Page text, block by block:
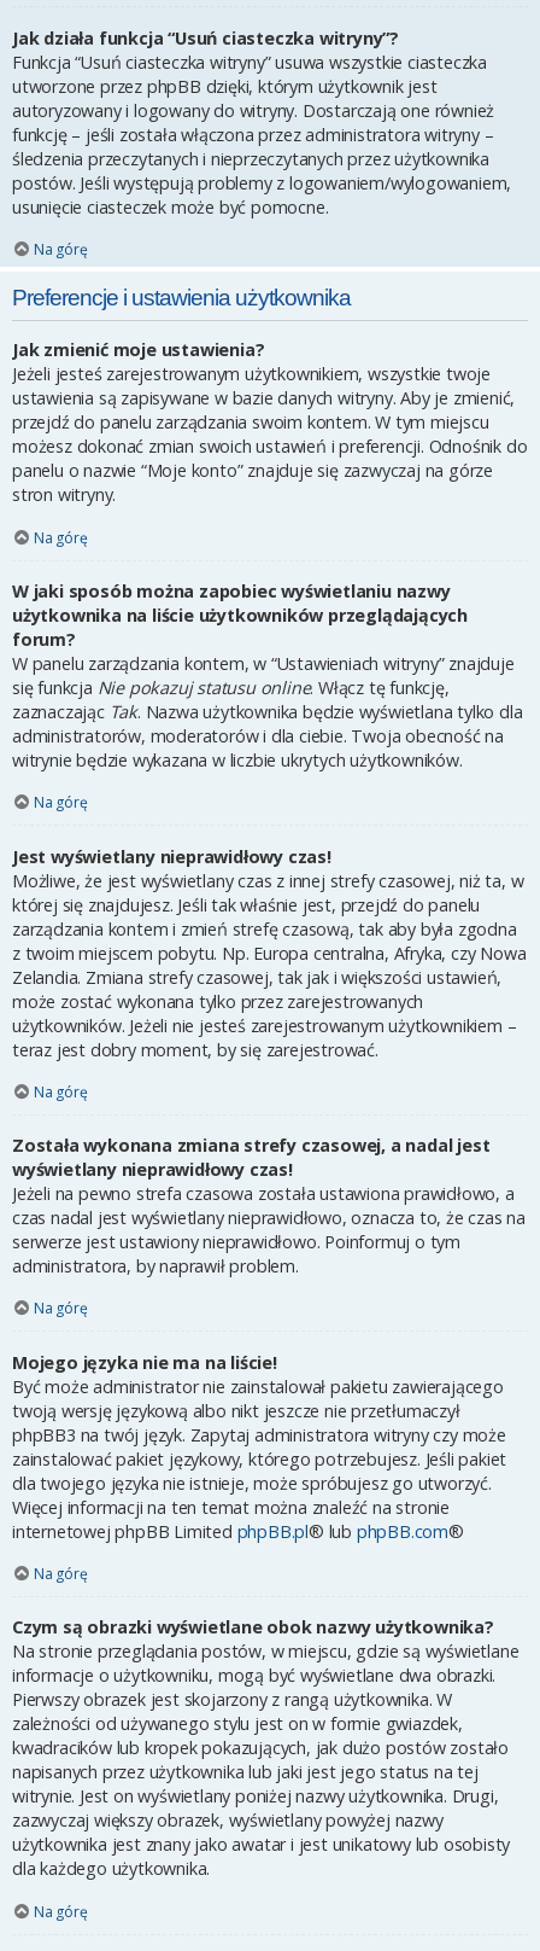
Jak działa funkcja “Usuń ciasteczka witryny”?
Funkcja “Usuń ciasteczka witryny” usuwa wszystkie ciasteczka
utworzone przez phpBB dzięki, którym użytkownik jest
autoryzowany i logowany do witryny. Dostarczają one również
funkcję – jeśli została włączona przez administratora witryny –
śledzenia przeczytanych i nieprzeczytanych przez użytkownika
postów. Jeśli występują problemy z logowaniem/wylogowaniem,
usunięcie ciasteczek może być pomocne.
Na górę
Preferencje i ustawienia użytkownika
Jak zmienić moje ustawienia?
Jeżeli jesteś zarejestrowanym użytkownikiem, wszystkie twoje
ustawienia są zapisywane w bazie danych witryny. Aby je zmienić,
przejdź do panelu zarządzania swoim kontem. W tym miejscu
możesz dokonać zmian swoich ustawień i preferencji. Odnośnik do
panelu o nazwie “Moje konto” znajduje się zazwyczaj na górze
stron witryny.
Na górę
W jaki sposób można zapobiec wyświetlaniu nazwy
użytkownika na liście użytkowników przeglądających
forum?
W panelu zarządzania kontem, w “Ustawieniach witryny” znajduje
się funkcja Nie pokazuj statusu online. Włącz tę funkcję,
zaznaczając Tak. Nazwa użytkownika będzie wyświetlana tylko dla
administratorów, moderatorów i dla ciebie. Twoja obecność na
witrynie będzie wykazana w liczbie ukrytych użytkowników.
Na górę
Jest wyświetlany nieprawidłowy czas!
Możliwe, że jest wyświetlany czas z innej strefy czasowej, niż ta, w
której się znajdujesz. Jeśli tak właśnie jest, przejdź do panelu
zarządzania kontem i zmień strefę czasową, tak aby była zgodna
z twoim miejscem pobytu. Np. Europa centralna, Afryka, czy Nowa
Zelandia. Zmiana strefy czasowej, tak jak i większości ustawień,
może zostać wykonana tylko przez zarejestrowanych
użytkowników. Jeżeli nie jesteś zarejestrowanym użytkownikiem –
teraz jest dobry moment, by się zarejestrować.
Na górę
Została wykonana zmiana strefy czasowej, a nadal jest
wyświetlany nieprawidłowy czas!
Jeżeli na pewno strefa czasowa została ustawiona prawidłowo, a
czas nadal jest wyświetlany nieprawidłowo, oznacza to, że czas na
serwerze jest ustawiony nieprawidłowo. Poinformuj o tym
administratora, by naprawił problem.
Na górę
Mojego języka nie ma na liście!
Być może administrator nie zainstalował pakietu zawierającego
twoją wersję językową albo nikt jeszcze nie przetłumaczył
phpBB3 na twój język. Zapytaj administratora witryny czy może
zainstalować pakiet językowy, którego potrzebujesz. Jeśli pakiet
dla twojego języka nie istnieje, może spróbujesz go utworzyć.
Więcej informacji na ten temat można znaleźć na stronie
internetowej phpBB Limited phpBB.pl® lub phpBB.com®
Na górę
Czym są obrazki wyświetlane obok nazwy użytkownika?
Na stronie przeglądania postów, w miejscu, gdzie są wyświetlane
informacje o użytkowniku, mogą być wyświetlane dwa obrazki.
Pierwszy obrazek jest skojarzony z rangą użytkownika. W
zależności od używanego stylu jest on w formie gwiazdek,
kwadracików lub kropek pokazujących, jak dużo postów zostało
napisanych przez użytkownika lub jaki jest jego status na tej
witrynie. Jest on wyświetlany poniżej nazwy użytkownika. Drugi,
zazwyczaj większy obrazek, wyświetlany powyżej nazwy
użytkownika jest znany jako awatar i jest unikatowy lub osobisty
dla każdego użytkownika.
Na górę